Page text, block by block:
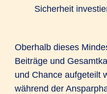
Sicherheit
Oberhalb dieses
Beiträge und
und Chance aufgeteilt
während der